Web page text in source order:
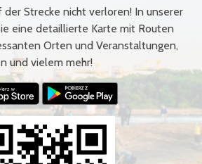
der Strecke nicht verloren! In unserer
eine detaillierte Karte mit Routen
Orten und Veranstaltungen,
und vielem mehr!